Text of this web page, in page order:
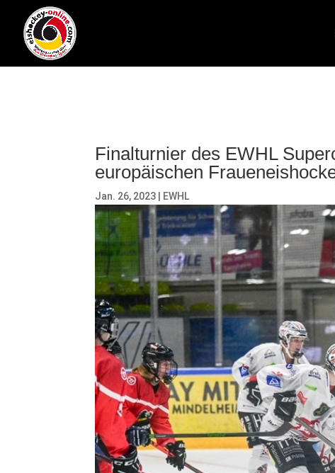
Finalturnier des EWHL
europäischen
Jan. 26, 2023 EWHL